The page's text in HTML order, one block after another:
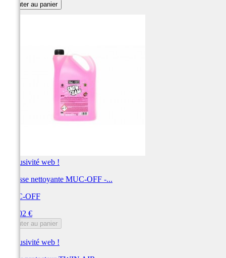
Ajouter au panier
Exclusivité web !
Mousse nettoyante MUC-OFF -...
MUC-OFF
224,02 €
Ajouter au panier
Exclusivité web !